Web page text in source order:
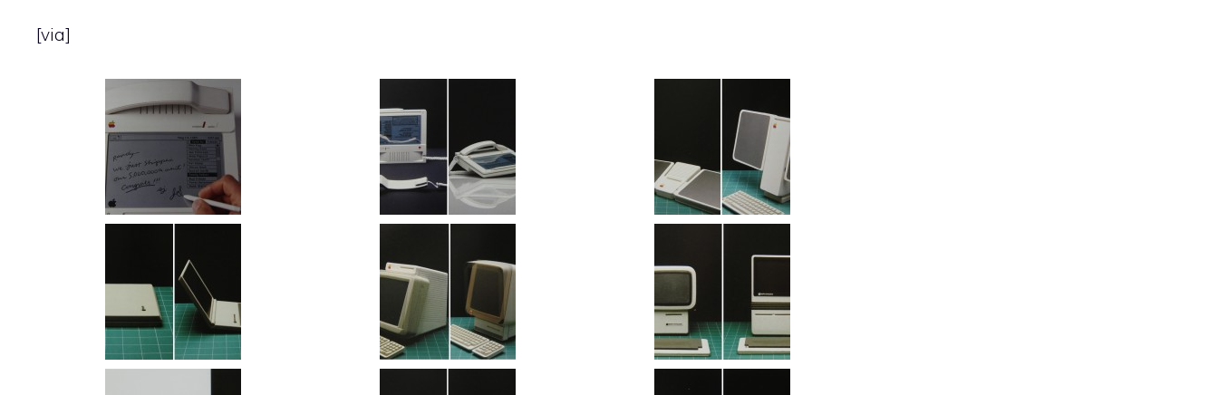
[via]